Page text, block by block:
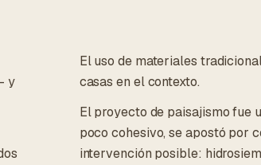
y
El uso de materiales
casas en el contexto.
El proyecto de paisajismo fue
poco cohesivo, se apostó por
intervención posible: